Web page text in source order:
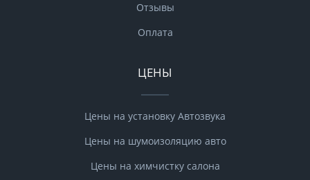
Отзывы
Оплата
ЦЕНЫ
Цены на установку Автозвука
Цены на шумоизоляцию авто
Цены на химчистку салона